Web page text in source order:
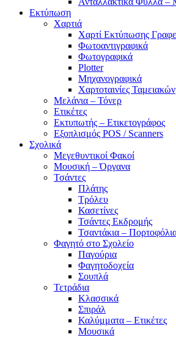
Εκτύπωση
Χαρτιά
Χαρτί Εκτύπωσης
Φωτοαντιγραφικά
Φωτογραφικά
Plotter
Μηχανογραφικά
Χαρτοταινίες Ταμειακών
Μελάνια – Τόνερ
Ετικέτες
Εκτυπωτής – Ετικετογράφος
Εξοπλισμός POS / Scanners
Σχολικά
Μεγεθυντικοί Φακοί
Μουσική – Όργανα
Τσάντες
Πλάτης
Τρόλευ
Κασετίνες
Τσάντες Εκδρομής
Τσαντάκια –
Φαγητό στο Σχολείο
Παγούρια
Φαγητοδοχεία
Σουπλά
Τετράδια
Κλασσικά
Σπιράλ
Καλύμματα – Ετικέτες
Μουσικά